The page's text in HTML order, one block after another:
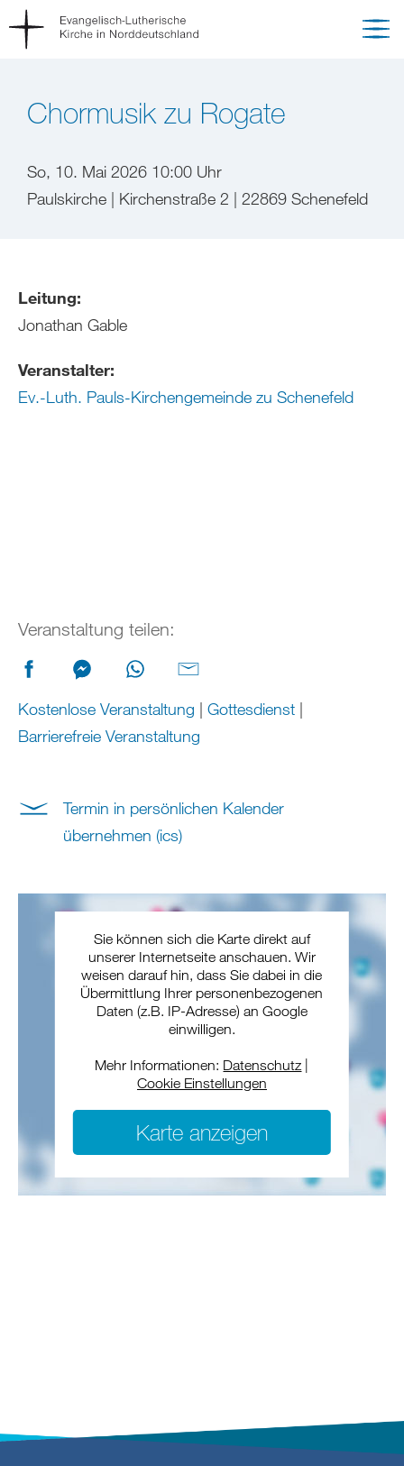
Chormusik zu Rogate
So, 10. Mai 2026 10:00 Uhr
Paulskirche | Kirchenstraße 2 | 22869 Schenefeld
Leitung:
Jonathan Gable
Veranstalter:
Ev.-Luth. Pauls-Kirchengemeinde zu Schenefeld
Veranstaltung teilen:
Kostenlose Veranstaltung | Gottesdienst |
Barrierefreie Veranstaltung
Termin in persönlichen Kalender
übernehmen (ics)
Sie können sich die Karte direkt auf
unserer Internetseite anschauen. Wir
weisen darauf hin, dass Sie dabei in die
Übermittlung Ihrer personenbezogenen
Daten (z.B. IP-Adresse) an Google
einwilligen.
Mehr Informationen: Datenschutz
Cookie Einstellungen
Karte anzeigen